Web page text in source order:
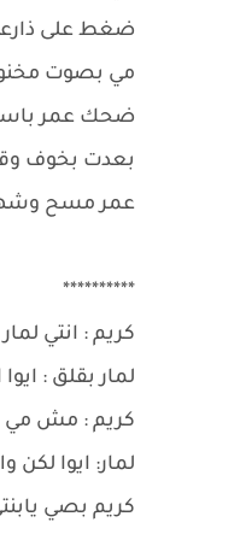
ضغط على
مي بصوت
ضحك عمر
بعدت بخوف
عمر مسح
**********
كريم : انتي
لمار بقلق :
كريم : مش مي
لمار: ايوا
كريم بصي